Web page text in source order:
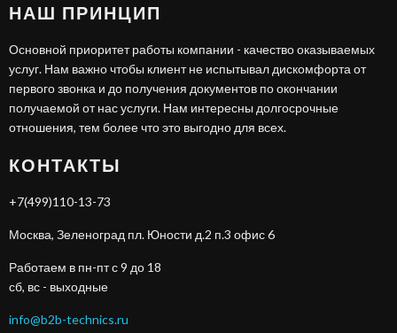
НАШ ПРИНЦИП
Основной приоритет работы компании - качество оказываемых
услуг. Нам важно чтобы клиент не испытывал дискомфорта от
первого звонка и до получения документов по окончании
получаемой от нас услуги. Нам интересны долгосрочные
отношения, тем более что это выгодно для всех.
КОНТАКТЫ
+7(499)110-13-73
Москва, Зеленоград пл. Юности д.2 п.3 офис 6
Работаем в пн-пт с 9 до 18
сб, вс - выходные
info@b2b-technics.ru